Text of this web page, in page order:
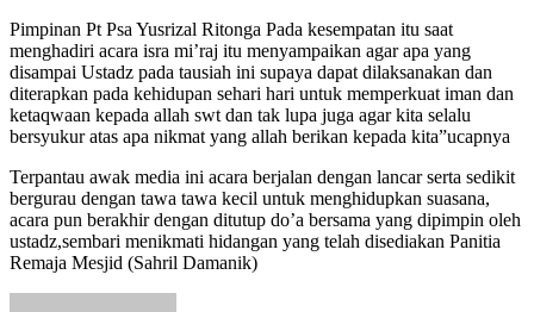
Pimpinan Pt Psa Yusrizal Ritonga Pada kesempatan itu saat
menghadiri acara isra mi’raj itu menyampaikan agar apa yang
disampai Ustadz pada tausiah ini supaya dapat dilaksanakan dan
diterapkan pada kehidupan sehari hari untuk memperkuat iman dan
ketaqwaan kepada allah swt dan tak lupa juga agar kita selalu
bersyukur atas apa nikmat yang allah berikan kepada kita”ucapnya
Terpantau awak media ini acara berjalan dengan lancar serta sedikit
bergurau dengan tawa tawa kecil untuk menghidupkan suasana,
acara pun berakhir dengan ditutup do’a bersama yang dipimpin oleh
ustadz,sembari menikmati hidangan yang telah disediakan Panitia
Remaja Mesjid (Sahril Damanik)